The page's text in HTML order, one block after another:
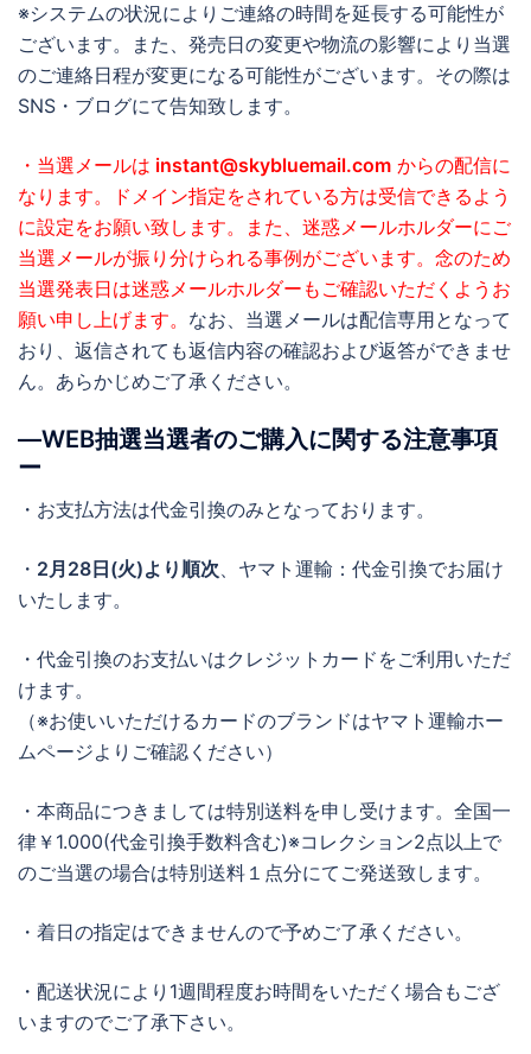
※システムの状況によりご連絡の時間を延長する可能性が
ございます。また、発売日の変更や物流の影響により当選
のご連絡日程が変更になる可能性がございます。その際は
SNS・ブログにて告知致します。
・当選メールは instant@skybluemail.com からの配信に
なります。ドメイン指定をされている方は受信できるよう
に設定をお願い致します。また、迷惑メールホルダーにご
当選メールが振り分けられる事例がございます。念のため
当選発表日は迷惑メールホルダーもご確認いただくようお
願い申し上げます。 なお、当選メールは配信専用となって
おり、返信されても返信内容の確認および返答ができませ
ん。あらかじめご了承ください。
―WEB抽選当選者のご購入に関する注意事項
ー
・お支払方法は代金引換のみとなっております。
・ 2月28日(火)より順次、ヤマト運輸：代金引換でお届け
いたします。
・代金引換のお支払いはクレジットカードをご利用いただ
けます。
（※お使いいただけるカードのブランドはヤマト運輸ホー
ムページよりご確認ください）
・本商品につきましては特別送料を申し受けます。全国一
律￥1.000(代金引換手数料含む)※コレクション2点以上で
のご当選の場合は特別送料１点分にてご発送致します。
・着日の指定はできませんので予めご了承ください。
・配送状況により1週間程度お時間をいただく場合もござ
いますのでご了承下さい。